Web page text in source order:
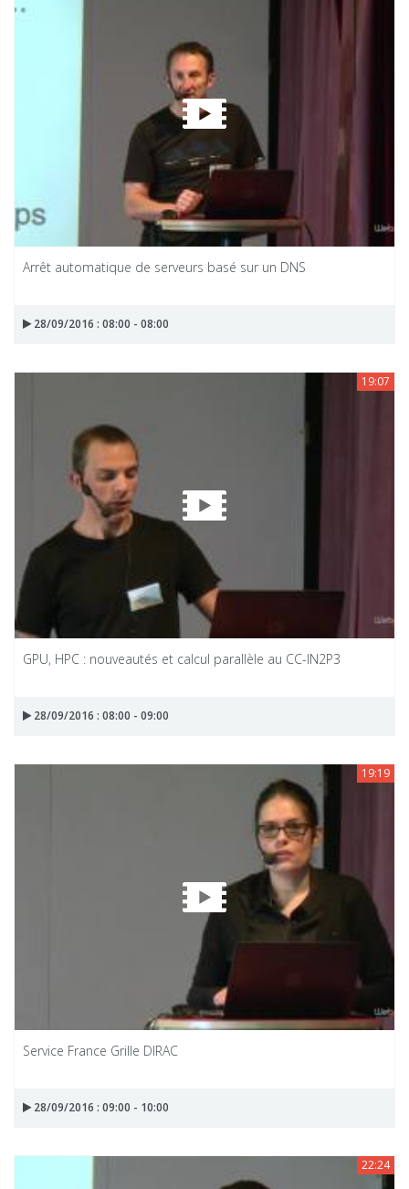
Arrêt automatique de serveurs basé sur un DNS
28/09/2016 : 08:00 - 08:00
19:07
GPU, HPC : nouveautés et calcul parallèle au CC-IN2P3
28/09/2016 : 08:00 - 09:00
19:19
Service France Grille DIRAC
28/09/2016 : 09:00 - 10:00
22:24